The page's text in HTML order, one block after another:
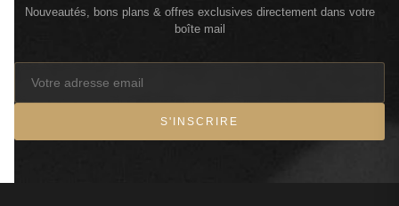
Nouveautés, bons plans & offres exclusives directement dans votre
boîte mail
S'INSCRIRE